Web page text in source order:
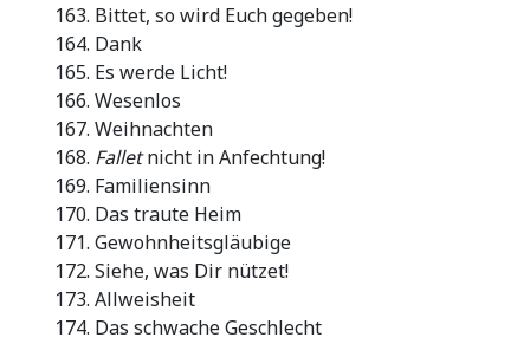
Bittet, so wird Euch gegeben!
Dank
Es werde Licht!
Wesenlos
Weihnachten
Falletnicht in Anfechtung!
Familiensinn
Das traute Heim
Gewohnheitsgläubige
Siehe, was Dir nützet!
Allweisheit
Das schwache Geschlecht